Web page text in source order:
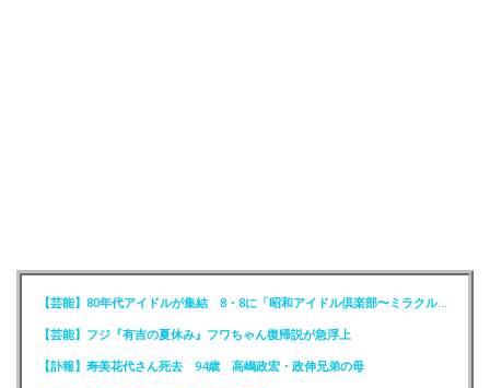
【芸能】80年代アイドルが集結 8・8に「昭和アイドル倶楽部〜ミラクル同窓会〜」を開催
【芸能】フジ『有吉の夏休み』フワちゃん復帰説が急浮上
【訃報】寿美花代さん死去 94歳 高嶋政宏・政伸兄弟の母